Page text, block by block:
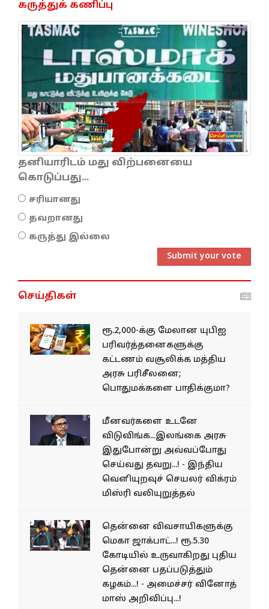
கருத்துக் கணிப்பு
தனியாரிடம் மது விற்பனையை
கொடுப்பது...
சரியானது
தவறானது
கருத்து இல்லை
Submit your vote
செய்திகள்
ரூ.2,000-க்கு மேலான யுபிஐ
பரிவர்த்​தனை​களுக்கு
கட்டணம் வசூலிக்க மத்திய
அரசு பரிசீலனை;
பொதுமக்களை பாதிக்குமா?
மீனவர்களை உடனே
விடுவிங்க...இலங்கை அரசு
இதுபோன்று அவ்வப்போது
செய்வது தவறு...! - இந்திய
வெளியுறவுச் செயலர் விக்ரம்
மிஸ்ரி வலியுறுத்தல்
தென்னை விவசாயிகளுக்கு
மெகா ஜாக்பாட்...! ரூ.5.30
கோடியில் உருவாகிறது புதிய
தென்னை பதப்படுத்தும்
கழகம்...! - அமைச்சர் வினோத்
மாஸ் அறிவிப்பு...!